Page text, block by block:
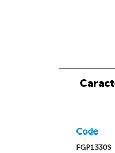
Code
FGP1330S